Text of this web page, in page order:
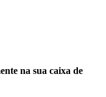
na sua caixa de